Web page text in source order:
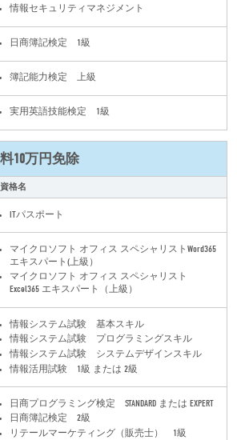
情報セキュリティマネジメント
日商簿記検定 1級
簿記能力検定 上級
実用英語技能検定 1級
10万円免除
資格名
ITパスポート
マイクロソフト オフィス スペシャリストWord365
エキスパート(上級）
マイクロソフト オフィス スペシャリスト
Excel365 エキスパート（上級）
情報システム試験 基本スキル
情報システム試験 プログラミングスキル
情報システム試験 システムデザインスキル
情報活用試験 1級 または 2級
日商プログラミング検定 STANDARD または EXPERT
日商簿記検定 2級
リテールマーケティング（販売士） 1級